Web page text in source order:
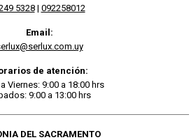
5328| 092258012
Email:
de atención:
Viernes: 9:00 a 18:00 hrs
9:00 a 13:00 hrs
DEL SACRAMENTO